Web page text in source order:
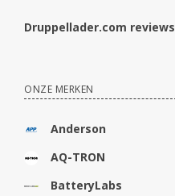
Druppellader.com reviews
ONZE MERKEN
Anderson
AQ-TRON
BatteryLabs